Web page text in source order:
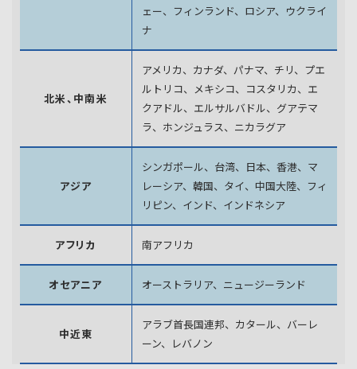
ェー、フィンランド、 ロシア、ウクライ
ナ
北米、中南米
アメリカ、カナダ、パナマ、チリ、プエ
ルトリコ、メキシコ、 コスタリカ、エ
クアドル、エルサルバドル、グアテマ
ラ、 ホンジュラス、ニカラグア
アジア
シンガポール、台湾、日本、香港、マ
レーシア、韓国、 タイ、中国大陸、フィ
リピン、インド、インドネシア
アフリカ 南アフリカ
オセアニア オーストラリア、ニュージーランド
中近東
アラブ首長国連邦、カタール、バーレ
ーン、レバノン